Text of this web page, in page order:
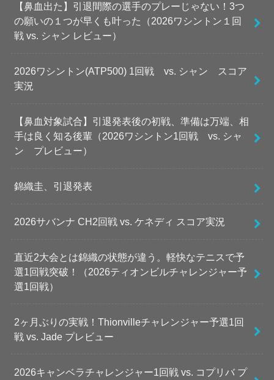
【鼻血出た】引退間際の選手のプレーじゃない！3つ
の願いの１つが早くも叶った（2026ワシントン１回
戦 vs. シャン レビュー）
2026ワシントン(ATP500) 1回戦 vs. シャン スコア
実況
【鼻血対象試合】引退発表後の初戦、準備は万端、相
手は良く知る後輩（2026ワシントン1回戦 vs. シャ
ン プレビュー）
錦織圭、引退発表
2026サバンナ CH2回戦 vs. ケネディ スコア実況
直近2大会とは錦織の状態が違う。軽快なテニスで予
選1回戦突破！（2026ティオンビルチャレンジャー予
選1回戦）
2ヶ月ぶりの実戦！Thionvilleチャレンジャー予選1回
戦 vs. Jade プレビュー
2026キャンベラチャレンジャー1回戦 vs. コプリバ プ